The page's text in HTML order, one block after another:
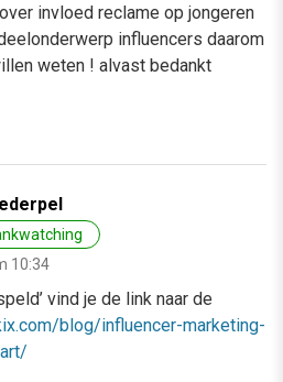
invloed reclame op jongeren
influencers daarom
weten ! alvast bedankt
10:34
vind je de link naar de
blog/influencer-marketing-